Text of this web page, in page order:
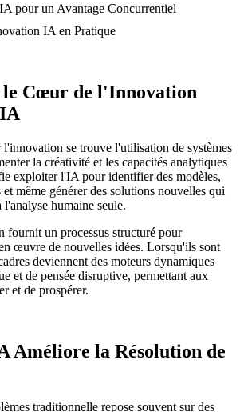
pour un Avantage Concurrentiel
IA en Pratique
Cœur de l'Innovation
se trouve l'utilisation de systèmes
la créativité et les capacités analytiques
exploiter l'IA pour identifier des modèles,
et même générer des solutions nouvelles qui
humaine seule.
fournit un processus structuré pour
œuvre de nouvelles idées. Lorsqu'ils sont
deviennent des moteurs dynamiques
et de pensée disruptive, permettant aux
et de prospérer.
Améliore la Résolution de
traditionnelle repose souvent sur des